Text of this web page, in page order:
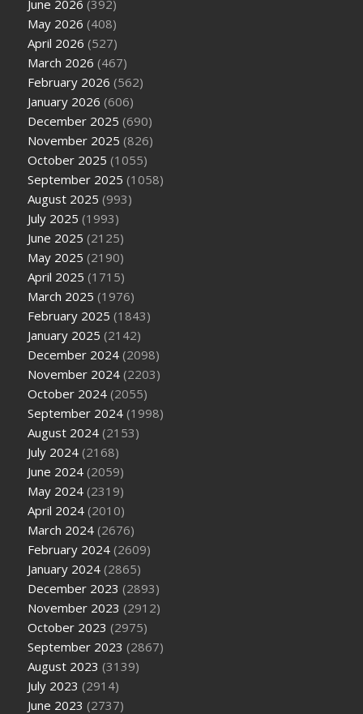
June 2026 (392)
May 2026 (408)
April 2026 (527)
March 2026 (467)
February 2026 (562)
January 2026 (606)
December 2025 (690)
November 2025 (826)
October 2025 (1055)
September 2025 (1058)
August 2025 (993)
July 2025 (1993)
June 2025 (2125)
May 2025 (2190)
April 2025 (1715)
March 2025 (1976)
February 2025 (1843)
January 2025 (2142)
December 2024 (2098)
November 2024 (2203)
October 2024 (2055)
September 2024 (1998)
August 2024 (2153)
July 2024 (2168)
June 2024 (2059)
May 2024 (2319)
April 2024 (2010)
March 2024 (2676)
February 2024 (2609)
January 2024 (2865)
December 2023 (2893)
November 2023 (2912)
October 2023 (2975)
September 2023 (2867)
August 2023 (3139)
July 2023 (2914)
June 2023 (2737)